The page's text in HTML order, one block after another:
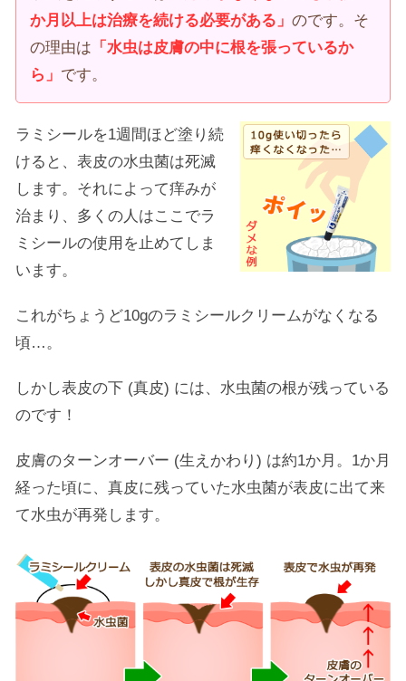
か月以上は治療を続ける必要がある」 のです。そ
の理由は 「水虫は皮膚の中に根を張っているか
ら」 です。
ラミシールを1週間ほど塗り続
けると、表皮の水虫菌は死滅
します。それによって痒みが
治まり、多くの人はここでラ
ミシールの使用を止めてしま
います。
これがちょうど10gのラミシールクリームがなくなる
頃…。
しかし表皮の下 (真皮) には、水虫菌の根が残っている
のです！
皮膚のターンオーバー (生えかわり) は約1か月。1か月
経った頃に、真皮に残っていた水虫菌が表皮に出て来
て水虫が再発します。